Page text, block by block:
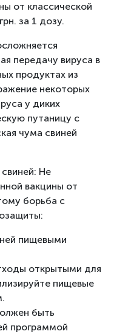
от классической
за 1 дозу.
передачу вируса в
продуктах из
некоторых
у диких
путаницу с
чума свиней
Не
вакцины от
борьба с
пищевыми
открытыми для
пищевые
быть
программой